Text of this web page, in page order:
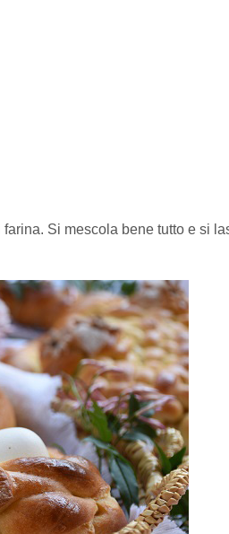
Si mescola bene tutto e si